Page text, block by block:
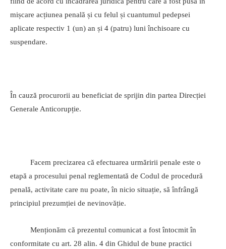
mișcare acțiunea penală și cu felul și cuantumul pedepsei
aplicate respectiv 1 (un) an și 4 (patru) luni închisoare cu
suspendare.
În cauză procurorii au beneficiat de sprijin din partea Direcției
Generale Anticorupție.
Facem precizarea că efectuarea urmăririi penale este o
etapă a procesului penal reglementată de Codul de procedură
penală, activitate care nu poate, în nicio situație, să înfrângă
principiul prezumției de nevinovăție.
Menționăm că prezentul comunicat a fost întocmit în
conformitate cu art. 28 alin. 4 din Ghidul de bune practici